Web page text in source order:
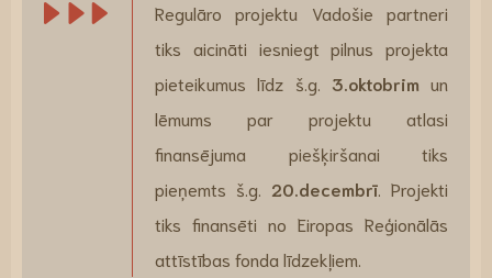
Regulāro projektu Vadošie partneri
tiks aicināti iesniegt pilnus projekta
pieteikumus līdz š.g. 3.oktobrim un
lēmums par projektu atlasi
finansējuma piešķiršanai tiks
pieņemts š.g. 20.decembrī . Projekti
tiks finansēti no Eiropas Reģionālās
attīstības fonda līdzekļiem.